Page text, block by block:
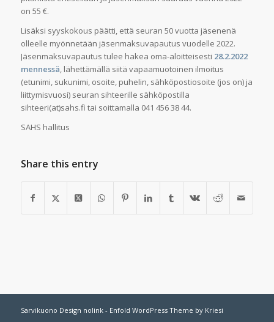
on 55 €.
Lisäksi syyskokous päätti, että seuran 50 vuotta jäsenenä
olleelle myönnetään jäsenmaksuvapautus vuodelle 2022.
Jäsenmaksuvapautus tulee hakea oma-aloitteisesti 28.2.2022
mennessä, lähettämällä siitä vapaamuotoinen ilmoitus
(etunimi, sukunimi, osoite, puhelin, sähköpostiosoite (jos on) ja
liittymisvuosi) seuran sihteerille sähköpostilla
sihteeri(at)sahs.fi tai soittamalla 041 456 38 44.
SAHS hallitus
Share this entry
Sarvikuono Design nolink - Enfold WordPress Theme by Kriesi